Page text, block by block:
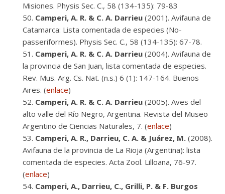
Misiones. Physis Sec. C., 58 (134-135): 79-83
Camperi, A. R. & C. A. Darrieu (2001). Avifauna de
Catamarca: Lista comentada de especies (No-
passeriformes). Physis Sec. C., 58 (134-135): 67-78.
Camperi, A. R. & C. A. Darrieu (2004). Avifauna de
la provincia de San Juan, lista comentada de especies.
Rev. Mus. Arg. Cs. Nat. (n.s.) 6 (1): 147-164. Buenos
Aires. (enlace)
Camperi, A. R. & C. A. Darrieu (2005). Aves del
alto valle del Río Negro, Argentina. Revista del Museo
Argentino de Ciencias Naturales, 7. (enlace)
Camperi, A. R., Darrieu, C. A. & Juárez, M. (2008).
Avifauna de la provincia de La Rioja (Argentina): lista
comentada de especies. Acta Zool. Lilloana, 76-97.
(enlace)
Camperi, A., Darrieu, C., Grilli, P. & F. Burgos